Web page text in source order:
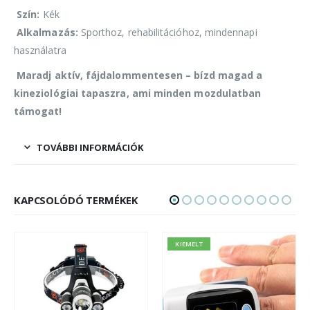
Szín: Kék
Alkalmazás: Sporthoz, rehabilitációhoz, mindennapi
használatra
Maradj aktív, fájdalommentesen – bízd magad a
kineziológiai tapaszra, ami minden mozdulatban
támogat!
TOVÁBBI INFORMÁCIÓK
KAPCSOLÓDÓ TERMÉKEK
KIEMELT